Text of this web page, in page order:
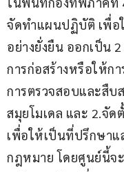
จัดทำแผนปฏิบัติ เพื่อ
อย่างยั่งยืน ออกเป็น
การก่อสร้างหรือให้ก
การตรวจสอบและสืบ
สมุยโมเดล และ 2.จั
เพื่อให้เป็นที่ปรึกษา
กฎหมาย โดยศูนย์นี้จ